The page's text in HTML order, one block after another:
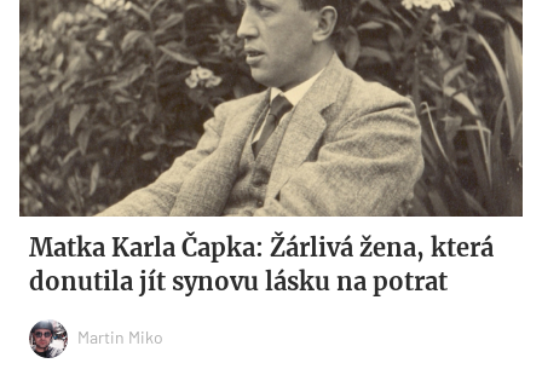
Matka Karla Čapka: Žárlivá žena, která
donutila jít synovu lásku na potrat
Martin Miko